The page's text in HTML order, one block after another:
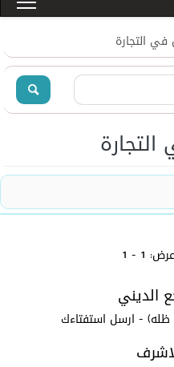
التجارة
الاموال
اية الله العظمى
ظله الوارف
1 - 1
الديني
ظله) - ارسل استفتاءك